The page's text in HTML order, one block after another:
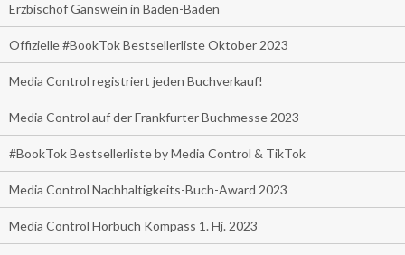
Erzbischof Gänswein in Baden-Baden
Offizielle #BookTok Bestsellerliste Oktober 2023
Media Control registriert jeden Buchverkauf!
Media Control auf der Frankfurter Buchmesse 2023
#BookTok Bestsellerliste by Media Control & TikTok
Media Control Nachhaltigkeits-Buch-Award 2023
Media Control Hörbuch Kompass 1. Hj. 2023